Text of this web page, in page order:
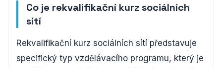
Co je rekvalifikační kurz sociálních
sítí
Rekvalifikační kurz sociálních sítí představuje
specifický typ vzdělávacího programu, který je